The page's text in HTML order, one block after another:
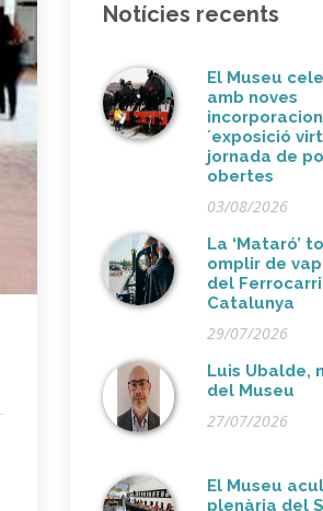
Notícies recents
El Museu
amb noves
´exposició
jornada de
obertes
03/08/2026
La ‘Mataró’
omplir de
del
Catalunya
29/07/2026
Luis Ubalde,
del Museu
27/07/2026
El Museu
plenària del